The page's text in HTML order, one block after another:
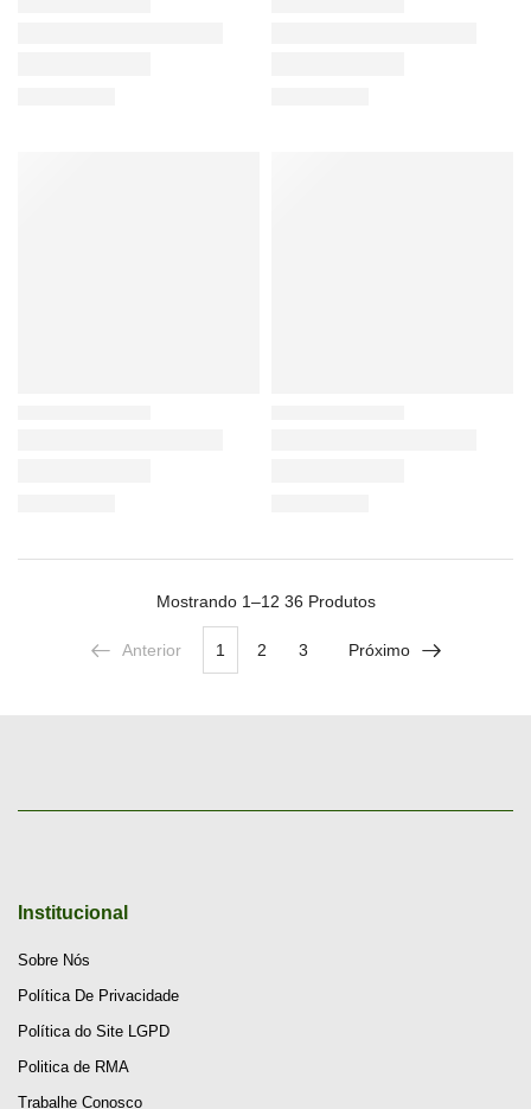
Mostrando 1–12 36 Produtos
Anterior 1 2 3 Próximo
Institucional
Sobre Nós
Política De Privacidade
Política do Site LGPD
Politica de RMA
Trabalhe Conosco